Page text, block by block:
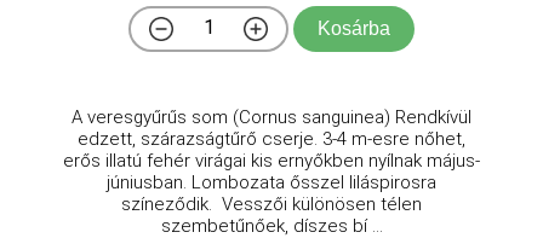
Kosárba
A veresgyűrűs som (Cornus sanguinea) Rendkívül
edzett, szárazságtűrő cserje. 3-4 m-esre nőhet,
erős illatú fehér virágai kis ernyőkben nyílnak május-
júniusban. Lombozata ősszel liláspirosra
színeződik. Vesszői különösen télen
szembetűnőek, díszes bí ...